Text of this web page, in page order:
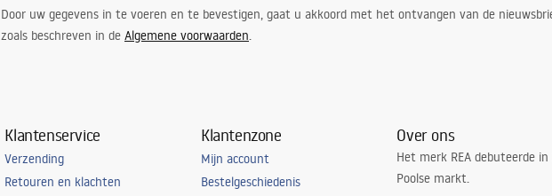
Door uw gegevens in te voeren en te bevestigen, gaat u akkoord met het ontvangen van de
zoals beschreven in de Algemene voorwaarden.
Klantenservice
Verzending
Retouren en klachten
Klantenzone
Mijn account
Bestelgeschiedenis
Over ons
Het merk REA debuteerde
Poolse markt.